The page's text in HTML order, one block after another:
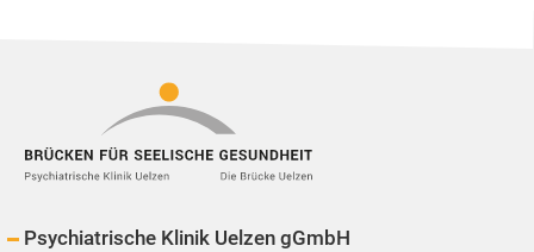
Psychiatrische Klinik Uelzen gGmbH